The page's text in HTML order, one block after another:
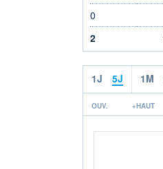
0
2
1J 5J 1M
OUV. +HAUT